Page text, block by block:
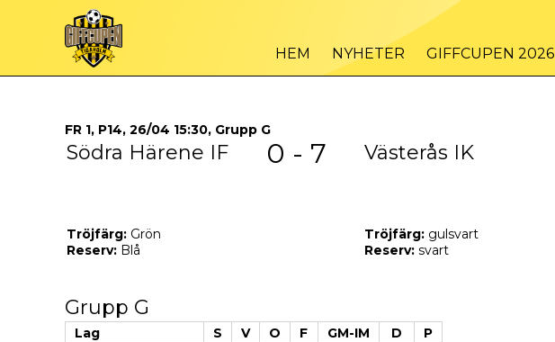
HEM NYHETER GIFFCUPEN 2026
FR 1, P14, 26/04 15:30, Grupp G
Södra Härene IF 0 - 7 Västerås IK
Tröjfärg: Grön
Reserv: Blå
Tröjfärg: gulsvart
Reserv: svart
Grupp G
Lag S V O F GM-IM D
P